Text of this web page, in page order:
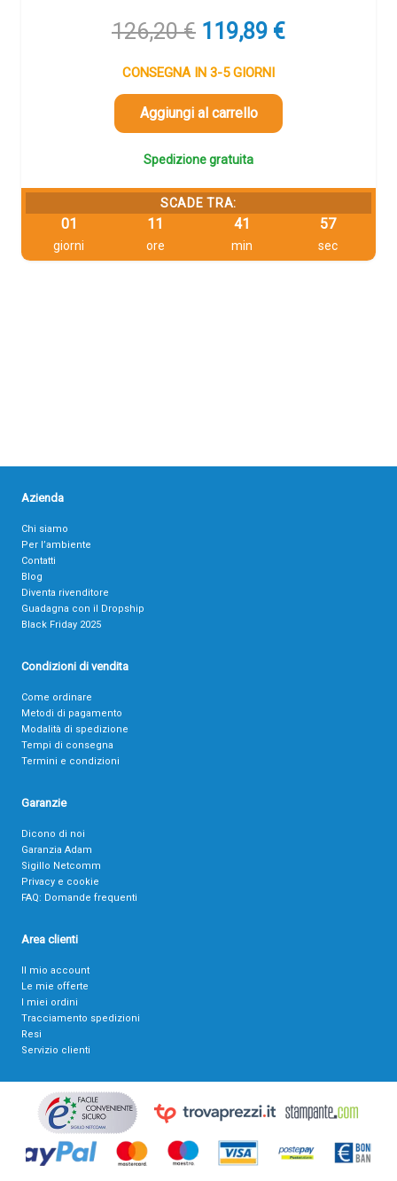
126,20€ Il
originale
era:
126,20 €.
119,89 €Il
CONSEGNA IN 3-5 GIORNI
Aggiungi al carrello
Spedizione gratuita
SCADE TRA:
01
giorni
11
ore
41
min
56
sec
Azienda
Chi siamo
Per l’ambiente
Contatti
Blog
Diventa rivenditore
Guadagna con il Dropship
Black Friday 2025
Condizioni di vendita
Come ordinare
Metodi di pagamento
Modalità di spedizione
Tempi di consegna
Termini e condizioni
Garanzie
Dicono di noi
Garanzia Adam
Sigillo Netcomm
Privacy e cookie
FAQ: Domande frequenti
Area clienti
Il mio account
Le mie offerte
I miei ordini
Tracciamento spedizioni
Resi
Servizio clienti